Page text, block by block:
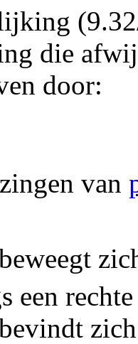
die
door:
van
een